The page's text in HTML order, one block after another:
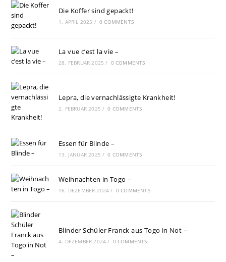
Die Koffer sind gepackt!
1. APRIL 2025 / 0 COMMENTS
La vue c’est la vie –
28. FEBRUAR 2025 / 0 COMMENTS
Lepra, die vernachlässigte Krankheit!
2. FEBRUAR 2025 / 0 COMMENTS
Essen für Blinde –
13. JANUAR 2025 / 0 COMMENTS
Weihnachten in Togo –
16. DEZEMBER 2024 / 0 COMMENTS
Blinder Schüler Franck aus Togo in Not –
4. DEZEMBER 2024 / 0 COMMENTS